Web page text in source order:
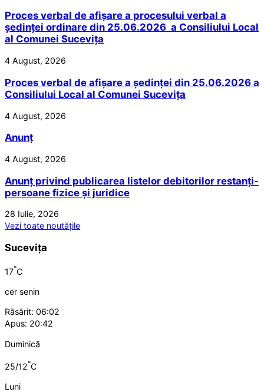
Proces verbal de afișare a procesului verbal a
ședinței ordinare din 25.06.2026 a Consiliului Local
al Comunei Sucevița
4 August, 2026
Proces verbal de afișare a ședinței din 25.06.2026 a
Consiliului Local al Comunei Sucevița
4 August, 2026
Anunț
4 August, 2026
Anunț privind publicarea listelor debitorilor restanți-
persoane fizice și juridice
28 Iulie, 2026
Vezi toate noutățile
Sucevița
17°C
cer senin
Răsărit: 06:02
Apus: 20:42
Duminică
25/12°C
Luni